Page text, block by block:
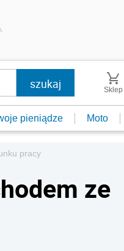
Sklep
pieniądze Moto
pracy
ze